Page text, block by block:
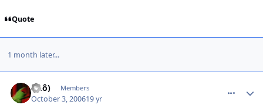
Quote
1 month later...
(Õ.ô) Members
October 3, 200619 yr